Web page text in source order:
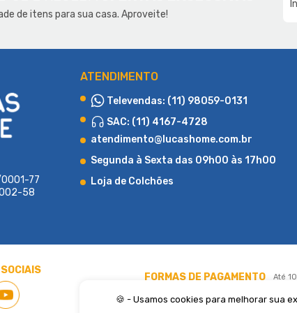
tornou um sucesso: “Satisfação total ao cliente, do momento
conveniência, variedade e confiabilidade. Trabalhamos
e-commerce de colchões do Brasil. Somos verdadeiros
de itens para sua casa. Aproveite!
77
58
ATENDIMENTO
Televendas: (11) 98059-0131
SAC: (11) 4167-4728
atendimento@lucashome.com.br
Segunda à Sexta das 09h00 às 17h00
Loja de Colchões
FORMAS DE PAGAMENTO Até
🍪 - Usamos cookies para melhorar sua